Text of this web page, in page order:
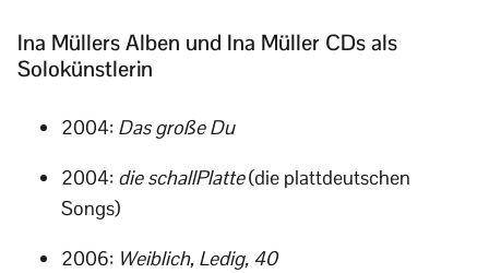
Ina Müllers Alben und Ina Müller CDs als
Solokünstlerin
2004: Das große Du
2004: die schallPlatte(die plattdeutschen
Songs)
2006: Weiblich, Ledig, 40